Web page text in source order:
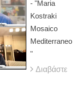
- "Maria
Kostraki
Mosaico
Mediterraneo
"
Διαβάστε